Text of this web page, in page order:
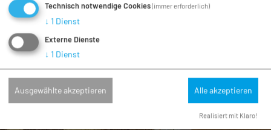
Technisch notwendige Cookies(immer erforderlich)
↓ 1 Dienst
Externe Dienste
↓ 1 Dienst
Ausgewählte akzeptieren Alle akzeptieren
Realisiert mit Klaro!